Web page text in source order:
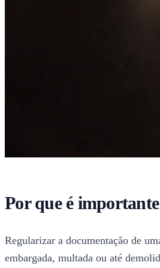
Por que é
Regularizar a documentação de
embargada, multada ou até